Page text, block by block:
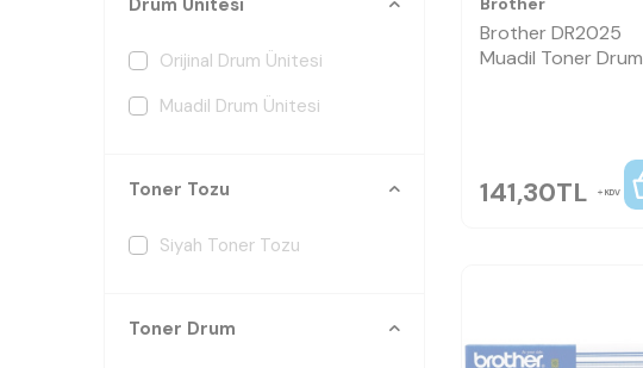
Drum Ünitesi
Orijinal Drum Ünitesi
Muadil Drum Ünitesi
Toner Tozu
Siyah Toner Tozu
Toner Drum
Brother DR2025
Muadil Toner Drum
141,30TL KDV